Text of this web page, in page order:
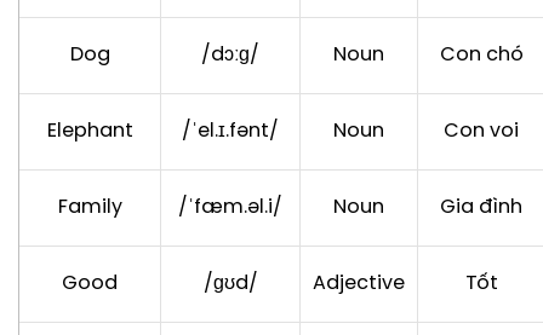
Dog /dɔːɡ/ Noun Con chó
Elephant /ˈel.ɪ.fənt/ Noun Con voi
Family /ˈfæm.əl.i/ Noun Gia đình
Good /ɡʊd/ Adjective Tốt